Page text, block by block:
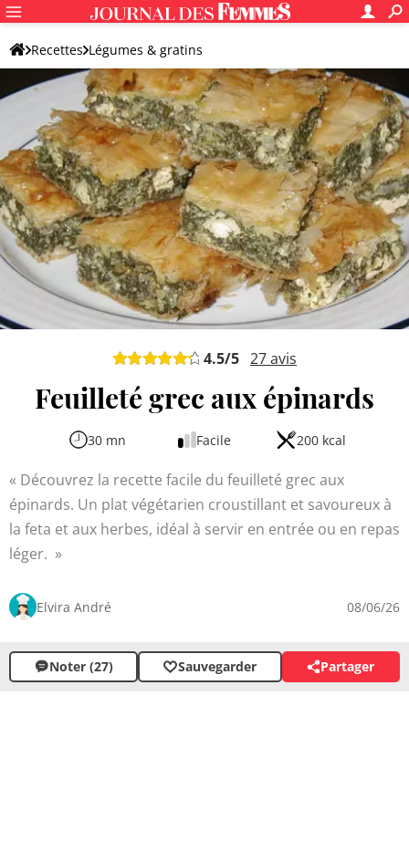
Recettes Légumes & gratins
Galette, beignet et boulette de légumes
Autre accompagnement original aux légumes
4.5/5 27avis
Feuilleté grec aux épinards
30 mn Facile 200 kcal
Découvrez la recette facile du feuilleté grec aux
épinards. Un plat végétarien croustillant et savoureux à
la feta et aux herbes, idéal à servir en entrée ou en repas
léger.
Elvira André 08/06/26
Noter (27) Sauvegarder Partager